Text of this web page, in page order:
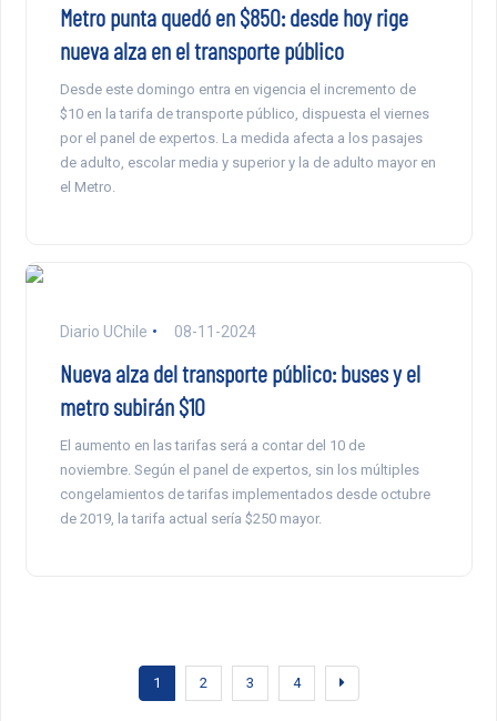
Metro punta quedó en $850: desde hoy rige
nueva alza en el transporte público
Desde este domingo entra en vigencia el incremento de
$10 en la tarifa de transporte público, dispuesta el viernes
por el panel de expertos. La medida afecta a los pasajes
de adulto, escolar media y superior y la de adulto mayor en
el Metro.
Diario UChile 08-11-2024
Nueva alza del transporte público: buses y el
metro subirán $10
El aumento en las tarifas será a contar del 10 de
noviembre. Según el panel de expertos, sin los múltiples
congelamientos de tarifas implementados desde octubre
de 2019, la tarifa actual sería $250 mayor.
1 2 3 4